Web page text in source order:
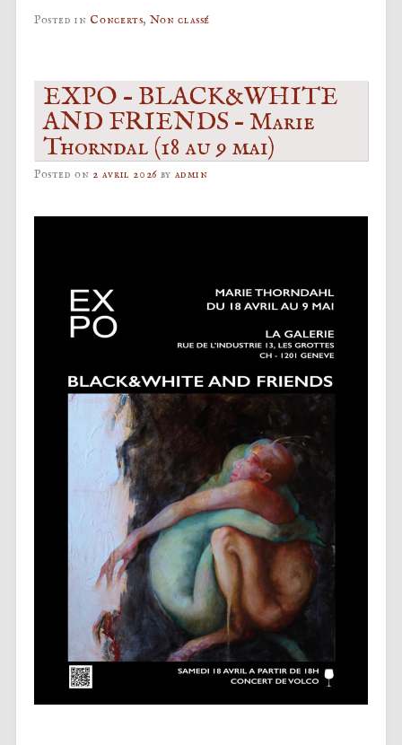
Posted in Concerts, Non classé
EXPO – BLACK&WHITE
AND FRIENDS – Marie
Thorndal (18 au 9 mai)
Posted on 2 avril 2026 by admin